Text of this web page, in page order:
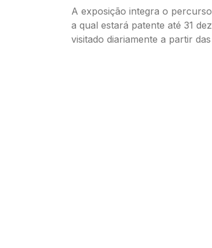
A exposição integra o
a qual estará patente até 31
visitado diariamente a partir